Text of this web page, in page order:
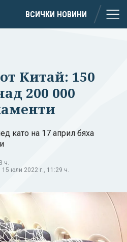
ВСИЧКИ НОВИНИ
Китай: 150
200 000
като на 17 април бяха
ч.
юли 2022 г., 11:29 ч.